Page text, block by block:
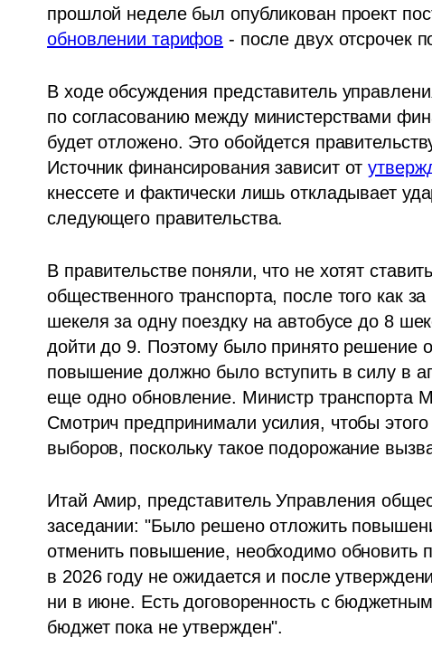
обновлении тарифов - после двух отсрочек
В ходе обсуждения представитель
по согласованию между министерствами
будет отложено. Это обойдется
Источник финансирования зависит от
кнессете и фактически лишь откладывает
следующего правительства.
В правительстве поняли, что не хотят
общественного транспорта, после того как
шекеля за одну поездку на автобусе до 8
дойти до 9. Поэтому было принято решение
повышение должно было вступить в силу в
еще одно обновление. Министр транспорта
Смотрич предпринимали усилия, чтобы
выборов, поскольку такое подорожание
Итай Амир, представитель Управления
заседании: "Было решено отложить
отменить повышение, необходимо обновить
в 2026 году не ожидается и после
ни в июне. Есть договоренность с
бюджет пока не утвержден".